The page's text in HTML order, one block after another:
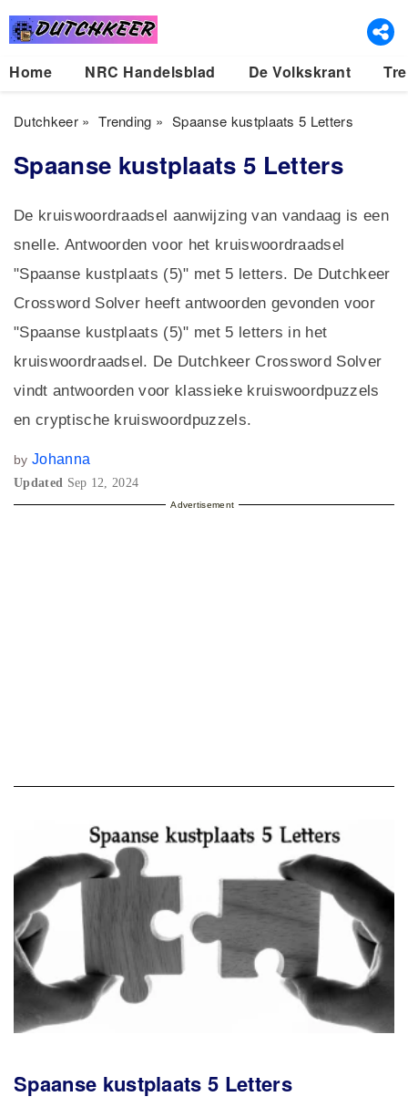
Home NRC Handelsblad De Volkskrant
Dutchkeer» Trending » Spaanse kustplaats 5 Letters
Spaanse kustplaats 5 Letters
De kruiswoordraadsel aanwijzing van vandaag is een
snelle. Antwoorden voor het kruiswoordraadsel
"Spaanse kustplaats (5)" met 5 letters. De Dutchkeer
Crossword Solver heeft antwoorden gevonden voor
"Spaanse kustplaats (5)" met 5 letters in het
kruiswoordraadsel. De Dutchkeer Crossword Solver
vindt antwoorden voor klassieke kruiswoordpuzzels
en cryptische kruiswoordpuzzels.
by Johanna
Updated Sep 12, 2024
Advertisement
Spaanse kustplaats 5 Letters